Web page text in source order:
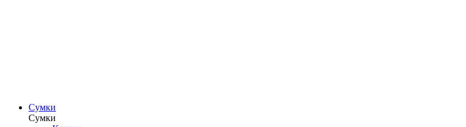
Сумки
Сумки